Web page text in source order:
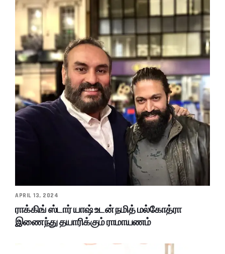
APRIL 13, 2024
ராக்கிங் ஸ்டார் யாஷ் உடன் நமித் மல்கோத்ரா
இணைந்து தயாரிக்கும் ராமாயணம்